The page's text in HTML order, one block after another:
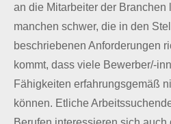
an die Mitarbeiter der Branchen
manchen schwer, die in den
beschriebenen Anforderungen
kommt, dass viele Bewerber/-
Fähigkeiten erfahrungsgemäß
können. Etliche